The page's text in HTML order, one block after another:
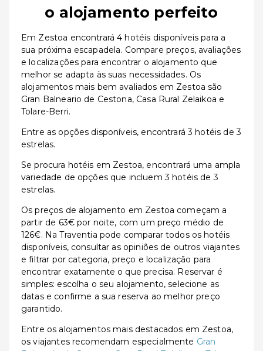
o alojamento perfeito
Em Zestoa encontrará 4 hotéis disponíveis para a
sua próxima escapadela. Compare preços, avaliações
e localizações para encontrar o alojamento que
melhor se adapta às suas necessidades. Os
alojamentos mais bem avaliados em Zestoa são
Gran Balneario de Cestona, Casa Rural Zelaikoa e
Tolare-Berri.
Entre as opções disponíveis, encontrará 3 hotéis de 3
estrelas.
Se procura hotéis em Zestoa, encontrará uma ampla
variedade de opções que incluem 3 hotéis de 3
estrelas.
Os preços de alojamento em Zestoa começam a
partir de 63€ por noite, com um preço médio de
126€. Na Traventia pode comparar todos os hotéis
disponíveis, consultar as opiniões de outros viajantes
e filtrar por categoria, preço e localização para
encontrar exatamente o que precisa. Reservar é
simples: escolha o seu alojamento, selecione as
datas e confirme a sua reserva ao melhor preço
garantido.
Entre os alojamentos mais destacados em Zestoa,
os viajantes recomendam especialmente Gran